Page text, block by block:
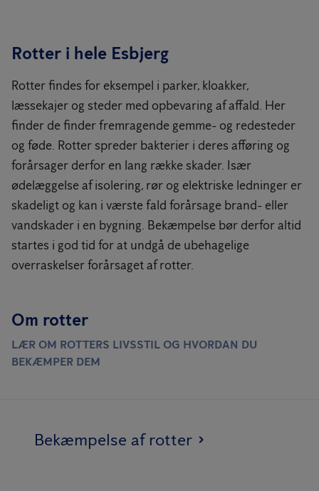
Rotter i hele Esbjerg
Rotter findes for eksempel i parker, kloakker,
læssekajer og steder med opbevaring af affald. Her
finder de finder fremragende gemme- og redesteder
og føde. Rotter spreder bakterier i deres afføring og
forårsager derfor en lang række skader. Især
ødelæggelse af isolering, rør og elektriske ledninger er
skadeligt og kan i værste fald forårsage brand- eller
vandskader i en bygning. Bekæmpelse bør derfor altid
startes i god tid for at undgå de ubehagelige
overraskelser forårsaget af rotter.
Om rotter
LÆR OM ROTTERS LIVSSTIL OG HVORDAN DU
BEKÆMPER DEM
Bekæmpelse af rotter